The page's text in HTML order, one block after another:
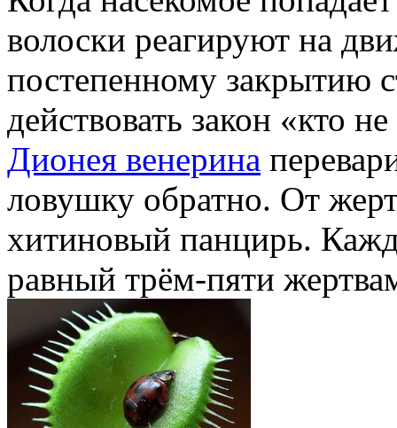
волоски реагируют на
постепенному закрытию
действовать закон «кто
Дионея венерина
ловушку обратно. От
хитиновый панцирь.
равный трём-пяти